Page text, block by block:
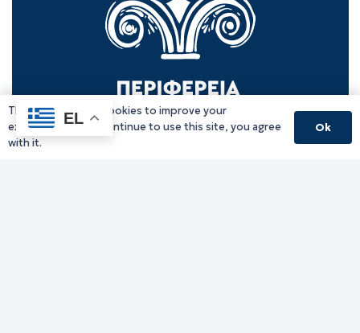
EL
This website uses cookies to improve your
experience. If you continue to use this site, you agree
with it.
Ok